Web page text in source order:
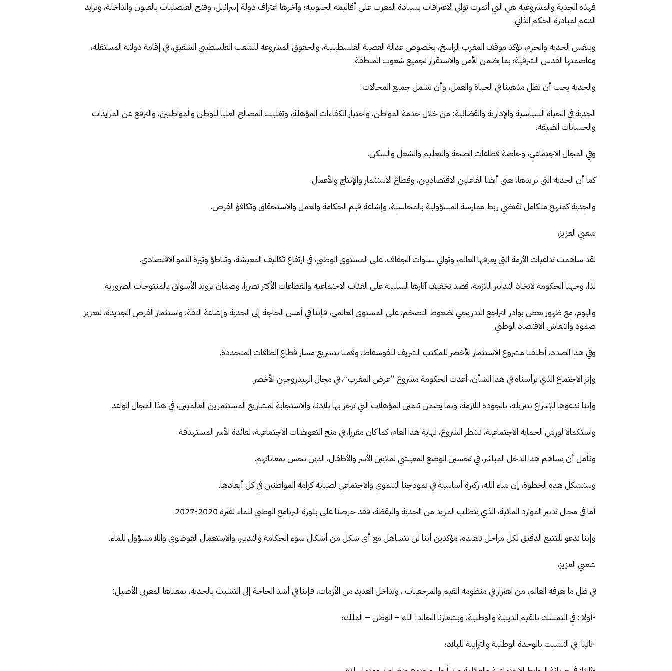
فهذه الجدية والمشروعية هي التي أثمرت توالي الاعترافات بسيادة المغرب على أقاليمه الجنوبية؛ وآخرها اعتراف دولة إسرائيل، وفتح القنصليات بالعيون والداخلة، وتزايد
الدعم لمبادرة الحكم الذاتي.
وبنفس الجدية والحزم، نؤكد موقف المغرب الراسخ، بخصوص عدالة القضية الفلسطينية، والحقوق المشروعة للشعب الفلسطيني الشقيق، في إقامة دولته المستقلة،
وعاصمتها القدس الشرقية؛ بما يضمن الأمن والاستقرار لجميع شعوب المنطقة.
والجدية يجب أن تظل مذهبنا في الحياة والعمل، وأن تشمل جميع المجالات:
الجدية في الحياة السياسية والإدارية والقضائية: من خلال خدمة المواطن، واختيار الكفاءات المؤهلة، وتغليب المصالح العليا للوطن والمواطنين، والترفع عن المزايدات
والحسابات الضيقة.
وفي المجال الاجتماعي، وخاصة قطاعات الصحة والتعليم والشغل والسكن.
كما أن الجدية التي نريدها، تعني أيضا الفاعلين الاقتصاديين، وقطاع الاستثمار والإنتاج والأعمال.
والجدية كمنهج متكامل تقتضي ربط ممارسة المسؤولية بالمحاسبة، وإشاعة قيم الحكامة والعمل والاستحقاق وتكافؤ الفرص.
شعبي العزيز،
لقد ساهمت تداعيات الأزمة التي يعرفها العالم، وتوالي سنوات الجفاف، على المستوى الوطني، في ارتفاع تكاليف المعيشة، وتباطؤ وتيرة النمو الاقتصادي.
لذا، وجهنا الحكومة لاتخاذ التدابير اللازمة، قصد تخفيف آثارها السلبية على الفئات الاجتماعية والقطاعات الأكثر تضررا، وضمان تزويد الأسواق بالمنتوجات الضرورية.
واليوم، مع ظهور بعض بوادر التراجع التدريحي لضغوط التضخم، على المستوى العالمي، فإننا في أمس الحاجة إلى الجدية وإشاعة الثقة، واستثمار الفرص الجديدة، لتعزيز
صمود وانتعاش الاقتصاد الوطني.
وفي هذا الصدد، أطلقنا مشروع الاستثمار الأخضر للمكتب الشريف للفوسفاط، وقمنا بتسريع مسار قطاع الطاقات المتجددة.
وإثر الاجتماع الذي ترأسناه في هذا الشأن، أعدت الحكومة مشروع “عرض المغرب”، في مجال الهيدروجين الأخضر.
وإننا ندعوها للإسراع بتنزيله، بالجودة اللازمة، وبما يضمن تثمين المؤهلات التي تزخر بها بلادنا، والاستجابة لمشاريع المستثمرين العالميين، في هذا المجال الواعد.
واستكمالا لورش الحماية الاجتماعية، ننتظر الشروع، نهاية هذا العام، كما كان مقررا، في منح التعويضات الاجتماعية، لفائدة الأسر المستهدفة.
ونأمل أن يساهم هذا الدخل المباشر، في تحسين الوضع المعيشي لملايين الأسر والأطفال، الذين نحس بمعاناتهم.
وستشكل هذه الخطوة، إن شاء الله، ركيزة أساسية في نموذجنا التنموي والاجتماعي لصيانة كرامة المواطنين في كل أبعادها.
أما في مجال تدبير الموارد المائية، الذي يتطلب المزيد من الجدية واليقظة، فقد حرصنا على بلورة البرنامج الوطني للماء لفترة 2020-2027.
وإننا ندعو للتتبع الدقيق لكل مراحل تنفيذه، مؤكدين أننا لن نتساهل مع أي شكل من أشكال سوء الحكامة والتدبير، والاستعمال الفوضوي واللا مسؤول للماء.
شعبي العزيز،
في ظل ما يعرفه العالم، من اهتزاز في منظومة القيم والمرجعيات ، وتداخل العديد من الأزمات، فإننا في أشد الحاجة إلى التشبث بالجدية، بمعناها المغربي الأصيل:
-أولا : في التمسك بالقيم الدينية والوطنية، وبشعارنا الخالد: الله – الوطن – الملك؛
-ثانيا: في التشبت بالوحدة الوطنية والترابية للبلاد؛